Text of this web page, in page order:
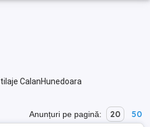
CalanHunedoara
Anunțuri pe pagină: 20 50